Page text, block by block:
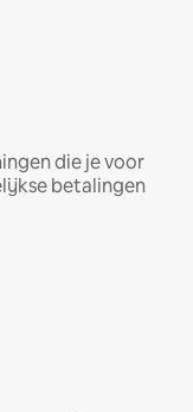
die je voor
betalingen